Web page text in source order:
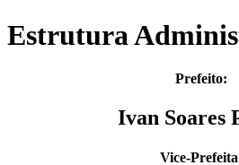
Estrutura
Prefeito:
Ivan Soares
Vice-